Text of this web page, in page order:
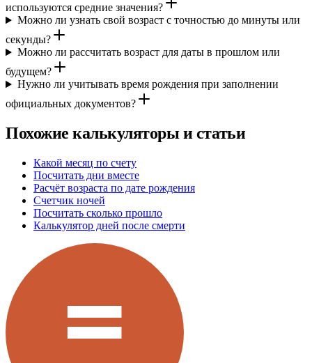
используются средние значения?
Можно ли узнать свой возраст с точностью до минуты или
секунды?
Можно ли рассчитать возраст для даты в прошлом или
будущем?
Нужно ли учитывать время рождения при заполнении
официальных документов?
Похожие калькуляторы и статьи
Какой месяц по счету
Посчитать дни вместе
Расчёт возраста по дате рождения
Счетчик ночей
Посчитать сколько прошло
Калькулятор дней после смерти